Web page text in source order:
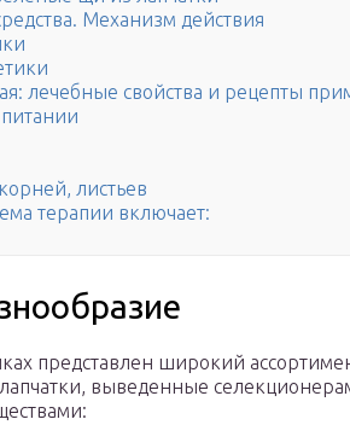
Механизм действия
лечебные свойства и рецепты
листьев
терапии включает:
представлен широкий
выведенные